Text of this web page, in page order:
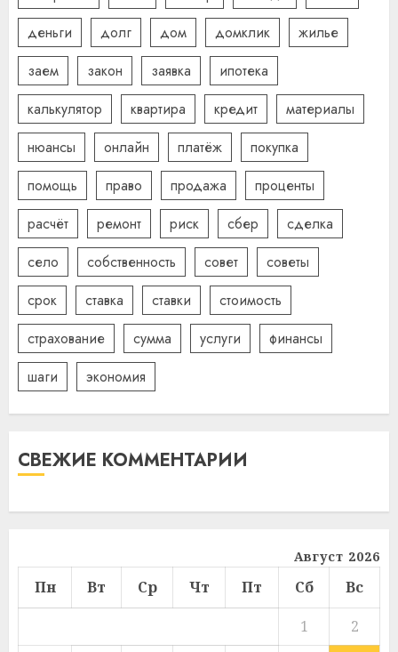
деньги
долг дом домклик
жилье
заем
закон заявка
ипотека
калькулятор
квартира кредит
материалы
нюансы
онлайн платёж
покупка
помощь
право продажа
проценты
расчёт
ремонт риск сбер
сделка
село
собственность совет
советы
срок
ставка ставки
стоимость
страхование
сумма услуги
финансы
шаги
экономия
СВЕЖИЕ КОММЕНТАРИИ
Август 2026
Пн Вт Ср Чт Пт Сб
Вс
1
2